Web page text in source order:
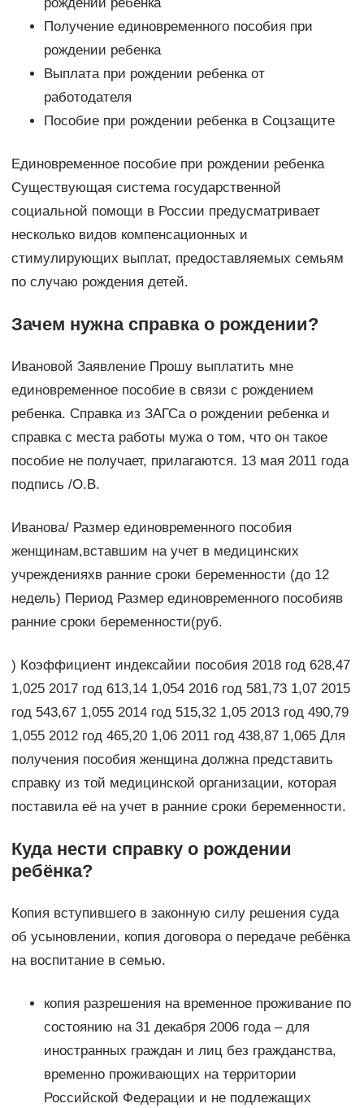
Получение единовременного пособия при
рождении ребенка
Выплата при рождении ребенка от
работодателя
Пособие при рождении ребенка в Соцзащите
Единовременное пособие при рождении ребенка
Существующая система государственной
социальной помощи в России предусматривает
несколько видов компенсационных и
стимулирующих выплат, предоставляемых семьям
по случаю рождения детей.
Зачем нужна справка о рождении?
Ивановой Заявление Прошу выплатить мне
единовременное пособие в связи с рождением
ребенка. Справка из ЗАГСа о рождении ребенка и
справка с места работы мужа о том, что он такое
пособие не получает, прилагаются. 13 мая 2011 года
подпись /О.В.
Иванова/ Размер единовременного пособия
женщинам,вставшим на учет в медицинских
учрежденияхв ранние сроки беременности (до 12
недель) Период Размер единовременного пособияв
ранние сроки беременности(руб.
) Коэффициент индексайии пособия 2018 год 628,47
1,025 2017 год 613,14 1,054 2016 год 581,73 1,07 2015
год 543,67 1,055 2014 год 515,32 1,05 2013 год 490,79
1,055 2012 год 465,20 1,06 2011 год 438,87 1,065 Для
получения пособия женщина должна представить
справку из той медицинской организации, которая
поставила её на учет в ранние сроки беременности.
Куда нести справку о рождении
ребёнка?
Копия вступившего в законную силу решения суда
об усыновлении, копия договора о передаче ребёнка
на воспитание в семью.
копия разрешения на временное проживание по
состоянию на 31 декабря 2006 года – для
иностранных граждан и лиц без гражданства,
временно проживающих на территории
Российской Федерации и не подлежащих